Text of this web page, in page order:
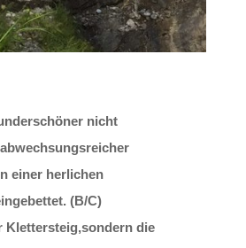
nicht
einer herlichen
(B/C)
Klettersteig,sondern die